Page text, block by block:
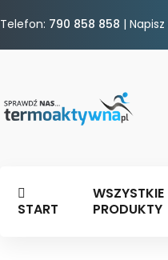
Telefon: 790 858 858 |
START
WSZYSTKIE
PRODUKTY